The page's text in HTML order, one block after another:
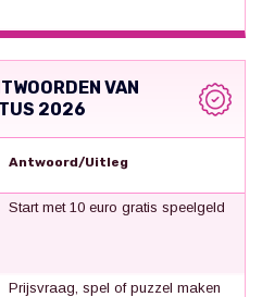
VAN
2026
Antwoord/Uitleg
Start met 10 euro gratis speelgeld
Prijsvraag, spel of puzzel maken